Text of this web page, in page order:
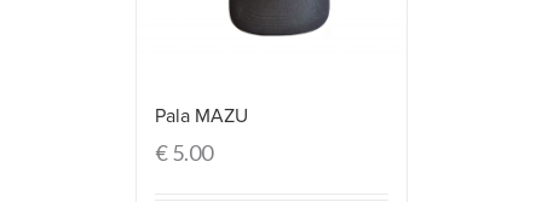
Pala MAZU
€5.00